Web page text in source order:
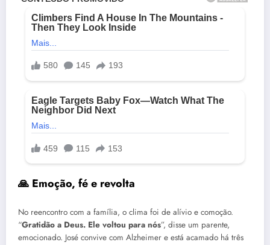
🙏 Emoção, fé e revolta
No reencontro com a família, o clima foi de alívio e comoção.
“Gratidão a Deus. Ele voltou para nós”, disse um parente,
emocionado. José convive com Alzheimer e está acamado há três